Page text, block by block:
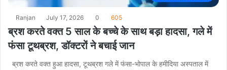
Ranjan July 17, 2026 0 605
ब्रश करते वक्त 5 साल के बच्चे के साथ बड़ा हादसा, गले में
फंसा टूथब्रश, डॉक्टरों ने बचाई जान
ब्रश करते वक्त हुआ हादसा, टूथब्रश गले में फंसा-भोपाल के हमीदिया अस्पताल में